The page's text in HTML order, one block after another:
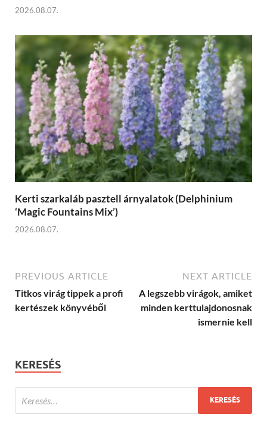
2026.08.07.
Kerti szarkaláb pasztell árnyalatok (Delphinium
‘Magic Fountains Mix’)
2026.08.07.
PREVIOUS ARTICLE
Titkos virág tippek a profi
kertészek könyvéből
NEXT ARTICLE
A legszebb virágok, amiket
minden kerttulajdonosnak
ismernie kell
KERESÉS